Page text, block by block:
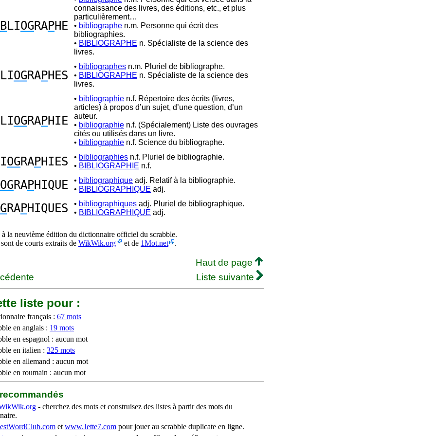
BLIOGRAPHE
connaissance des livres, des éditions, etc., et plus
particulièrement…
• bibliographe n.m. Personne qui écrit des
bibliographies.
• BIBLIOGRAPHE n. Spécialiste de la science des
livres.
LIOGRAPHES
• bibliographes n.m. Pluriel de bibliographe.
• BIBLIOGRAPHE n. Spécialiste de la science des
livres.
LIOGRAPHIE
• bibliographie n.f. Répertoire des écrits (livres,
articles) à propos d’un sujet, d’une question, d’un
auteur.
• bibliographie n.f. (Spécialement) Liste des ouvrages
cités ou utilisés dans un livre.
• bibliographie n.f. Science du bibliographe.
OGRAPHIES • bibliographies n.f. Pluriel de bibliographie.
• BIBLIOGRAPHIE n.f.
OGRAPHIQUE • bibliographique adj. Relatif à la bibliographie.
• BIBLIOGRAPHIQUE adj.
RAPHIQUES • bibliographiques adj. Pluriel de bibliographique.
• BIBLIOGRAPHIQUE adj.
la neuvième édition du dictionnaire officiel du scrabble.
de courts extraits de WikWik.org et de 1Mot.net .
Haut de page
Liste suivante
liste pour :
français : 67 mots
en anglais : 19 mots
en espagnol : aucun mot
en italien : 325 mots
en allemand : aucun mot
en roumain : aucun mot
- cherchez des mots et construisez des listes à partir des mots du
et www.Jette7.com pour jouer au scrabble duplicate en ligne.